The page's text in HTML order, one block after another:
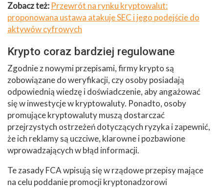
Zobacz też: Przewrót na rynku kryptowalut:
proponowana ustawa atakuje SEC i jego podejście do
aktywów cyfrowych
Krypto coraz bardziej regulowane
Zgodnie z nowymi przepisami, firmy krypto są
zobowiązane do weryfikacji, czy osoby posiadają
odpowiednią wiedzę i doświadczenie, aby angażować
się w inwestycje w kryptowaluty. Ponadto, osoby
promujące kryptowaluty muszą dostarczać
przejrzystych ostrzeżeń dotyczących ryzyka i zapewnić,
że ich reklamy są uczciwe, klarowne i pozbawione
wprowadzających w błąd informacji.
Te zasady FCA wpisują się w rządowe przepisy mające
na celu poddanie promocji kryptonadzorowi